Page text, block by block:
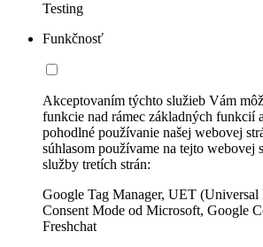
Testing
Funkčnosť
Akceptovaním týchto služieb Vám
funkcie nad rámec základných funkcií
pohodlné používanie našej webovej
súhlasom používame na tejto webovej
služby tretích strán:
Google Tag Manager, UET
Consent Mode od Microsoft, Google
Freshchat